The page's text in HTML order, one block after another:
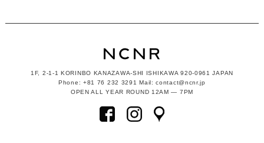
1F, 2-1-1 KORINBO KANAZAWA-SHI ISHIKAWA920-0961 JAPAN
Phone: +81 76 232 3291 Mail: contact@ncnr.jp
OPEN ALL YEAR ROUND 12AM — 7PM